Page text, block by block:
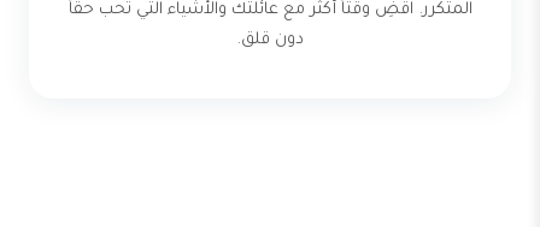
المتكرر. اقضِ وقتاً أكثر مع عائلتك والأشياء التي تحب حقاً
دون قلق.